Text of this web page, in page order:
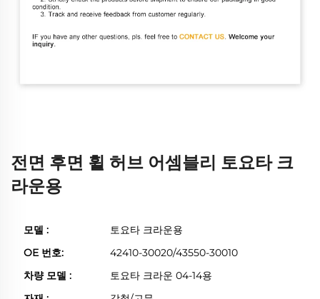
전면 후면 휠 허브 어셈블리 토요타 크
라운용
모델 :
토요타 크라운용
OE 번호:
42410-30020/43550-30010
차량 모델 :
토요타 크라운 04-14용